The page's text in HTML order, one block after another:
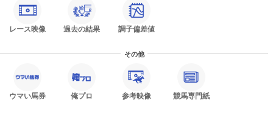
レース映像 過去の結果 調子偏差値
その他
ウマい馬券 俺プロ 参考映像 競馬専門紙